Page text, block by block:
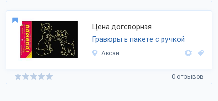
Цена договорная
Гравюры в пакете с ручкой
Аксай
0 отзывов